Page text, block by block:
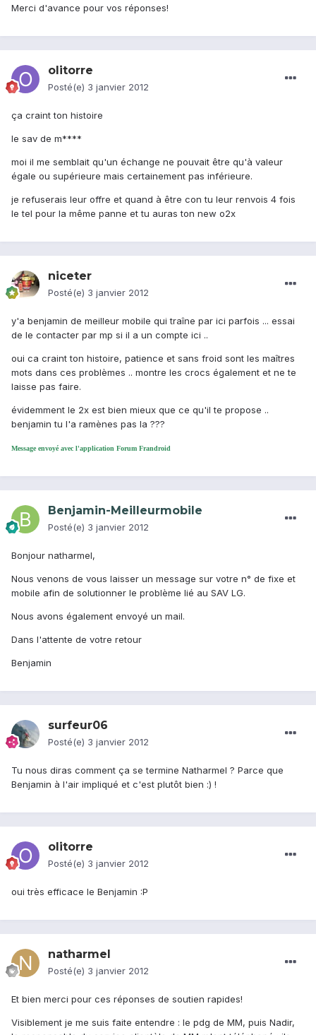
Merci d'avance pour vos réponses!
olitorre
Posté(e) 3 janvier 2012
ça craint ton histoire
le sav de m****
moi il me semblait qu'un échange ne pouvait être qu'à valeur
égale ou supérieure mais certainement pas inférieure.
je refuserais leur offre et quand à être con tu leur renvois 4 fois
le tel pour la même panne et tu auras ton new o2x
niceter
Posté(e) 3 janvier 2012
y'a benjamin de meilleur mobile qui traîne par ici parfois ... essai
de le contacter par mp si il a un compte ici ..
oui ca craint ton histoire, patience et sans froid sont les maîtres
mots dans ces problèmes .. montre les crocs également et ne te
laisse pas faire.
évidemment le 2x est bien mieux que ce qu'il te propose ..
benjamin tu l'a ramènes pas la ???
Message envoyé avec l'application Forum Frandroid
Benjamin-Meilleurmobile
Posté(e) 3 janvier 2012
Bonjour natharmel,
Nous venons de vous laisser un message sur votre n° de fixe et
mobile afin de solutionner le problème lié au SAV LG.
Nous avons également envoyé un mail.
Dans l'attente de votre retour
Benjamin
surfeur06
Posté(e) 3 janvier 2012
Tu nous diras comment ça se termine Natharmel ? Parce que
Benjamin à l'air impliqué et c'est plutôt bien :) !
olitorre
Posté(e) 3 janvier 2012
oui très efficace le Benjamin :P
natharmel
Posté(e) 3 janvier 2012
Et bien merci pour ces réponses de soutien rapides!
Visiblement je me suis faite entendre : le pdg de MM, puis Nadir,